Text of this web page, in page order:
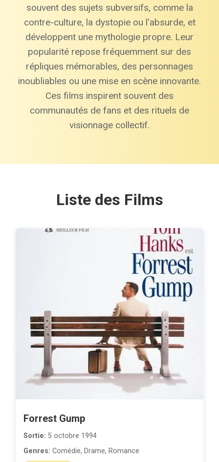
souvent des sujets subversifs, comme la
contre-culture, la dystopie ou l'absurde, et
développent une mythologie propre. Leur
popularité repose fréquemment sur des
répliques mémorables, des personnages
inoubliables ou une mise en scène innovante.
Ces films inspirent souvent des
communautés de fans et des rituels de
visionnage collectif.
Liste des Films
Forrest Gump
Sortie: 5 octobre 1994
Genres: Comédie, Drame, Romance